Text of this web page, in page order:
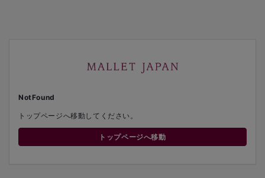
NotFound
トップページへ移動してください。
トップページへ移動